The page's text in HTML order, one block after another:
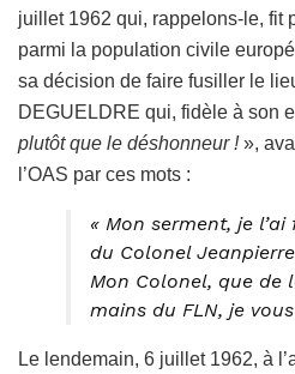
juillet 1962 qui, rappelons-le, fit
parmi la population civile
sa décision de faire fusiller le
DEGUELDRE qui, fidèle à son
plutôt que le déshonneur !»,
l’OAS par ces mots :
« Mon serment, je
du Colonel
Mon Colonel, que de
mains du FLN, je
Le lendemain, 6 juillet 1962, à